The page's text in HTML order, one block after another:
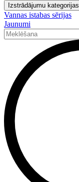
Izstrādājumu kategorijas
Vannas istabas sērijas
Jaunumi